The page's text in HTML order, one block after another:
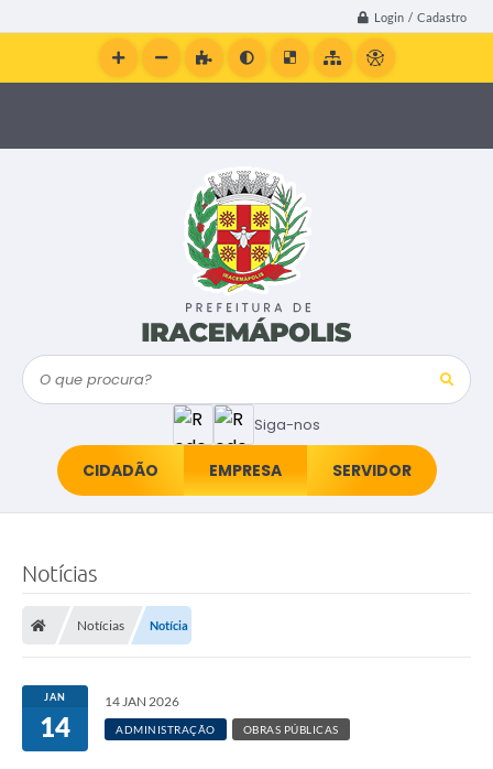
Login / Cadastro
Siga-nos
O que procura?
CIDADÃO EMPRESA SERVIDOR
Notícias
Notícias Notícia
JAN
14
14 JAN 2026
ADMINISTRAÇÃO OBRAS PÚBLICAS